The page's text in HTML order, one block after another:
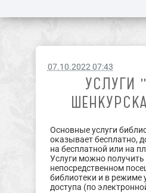
07.10.2022 07:43
УСЛУГИ
Основные услуги
оказывает бесплатно,
на бесплатной или на
Услуги можно получить
непосредственном
библиотеки и в режиме
доступа (по